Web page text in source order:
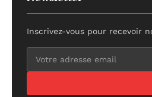
Inscrivez-vous pour recevoir